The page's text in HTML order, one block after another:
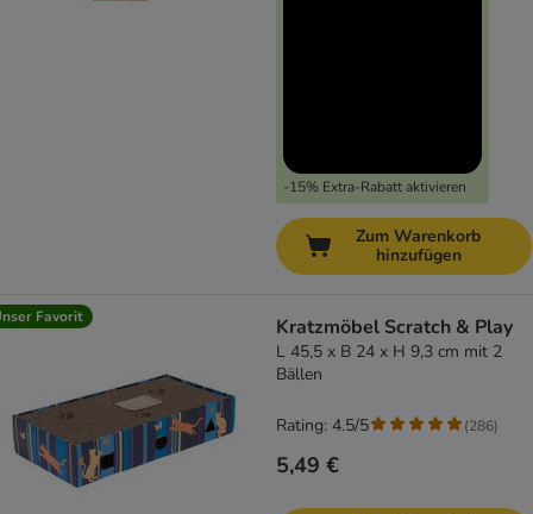
-15% Extra-Rabatt aktivieren
Zum Warenkorb
hinzufügen
Favorit Kratzmöbel Scratch & Play
L 45,5 x B 24 x H 9,3 cm mit 2
Bällen
5,49 €
Rating: 4.5/5 (286)